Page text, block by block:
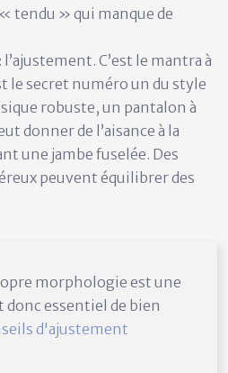
tendu » qui manque de
l’ajustement. C’est le mantra à
le secret numéro un du style
robuste, un pantalon à
donner de l’aisance à la
une jambe fuselée. Des
peuvent équilibrer des
morphologie est une
donc essentiel de bien
d'ajustement